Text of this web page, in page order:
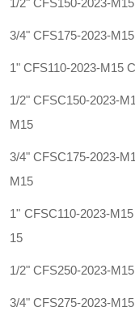
1/2" CFS150-2023-
3/4" CFS175-2023-
1" CFS110-2023-M15
1/2" CFSC150-2023-
M15
3/4" CFSC175-2023-
M15
1" CFSC110-2023-
15
1/2" CFS250-2023-
3/4" CFS275-2023-